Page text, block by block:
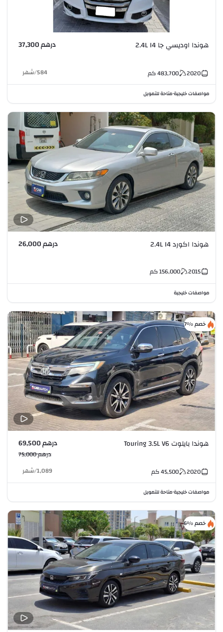
هوندا اوديسي جا 2.4L I4 درهم 37,300
2020
483,700كم 584
/شهر
مواصفات خليجية•متاحة للتمويل
هوندا اكورد 2.4L I4 درهم 26,000
2015
156,000كم
مواصفات خليجية
خصم %7
هوندا بايلوت Touring 3.5L V6 درهم 69,500
درهم 75,000
2020
45,500كم 1,089
/شهر
مواصفات خليجية•متاحة للتمويل
خصم %6